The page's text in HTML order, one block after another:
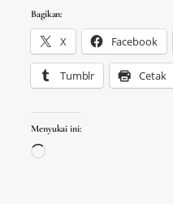
Bagikan:
X Facebook
Tumblr Cetak
Menyukai ini:
Memuat...